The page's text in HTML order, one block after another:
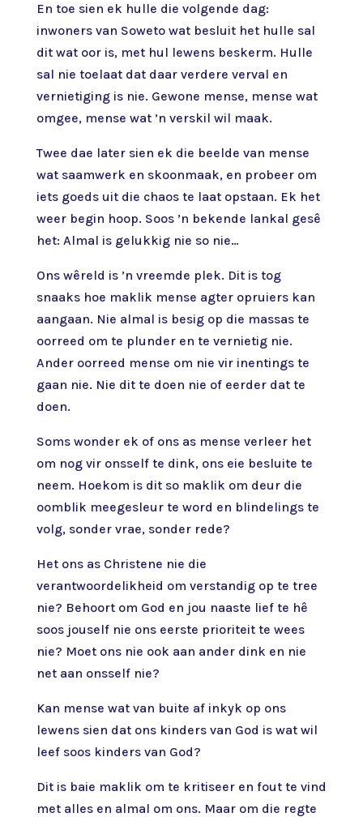
En toe sien ek hulle die volgende dag:
inwoners van Soweto wat besluit het hulle sal
dit wat oor is, met hul lewens beskerm. Hulle
sal nie toelaat dat daar verdere verval en
vernietiging is nie. Gewone mense, mense wat
omgee, mense wat ’n verskil wil maak.
Twee dae later sien ek die beelde van mense
wat saamwerk en skoonmaak, en probeer om
iets goeds uit die chaos te laat opstaan. Ek het
weer begin hoop. Soos ’n bekende lankal gesê
het: Almal is gelukkig nie so nie…
Ons wêreld is ’n vreemde plek. Dit is tog
snaaks hoe maklik mense agter opruiers kan
aangaan. Nie almal is besig op die massas te
oorreed om te plunder en te vernietig nie.
Ander oorreed mense om nie vir inentings te
gaan nie. Nie dit te doen nie of eerder dat te
doen.
Soms wonder ek of ons as mense verleer het
om nog vir onsself te dink, ons eie besluite te
neem. Hoekom is dit so maklik om deur die
oomblik meegesleur te word en blindelings te
volg, sonder vrae, sonder rede?
Het ons as Christene nie die
verantwoordelikheid om verstandig op te tree
nie? Behoort om God en jou naaste lief te hê
soos jouself nie ons eerste prioriteit te wees
nie? Moet ons nie ook aan ander dink en nie
net aan onsself nie?
Kan mense wat van buite af inkyk op ons
lewens sien dat ons kinders van God is wat wil
leef soos kinders van God?
Dit is baie maklik om te kritiseer en fout te vind
met alles en almal om ons. Maar om die regte